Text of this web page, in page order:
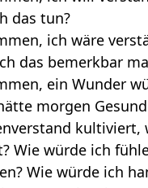
das tun?
ich wäre
das bemerkbar
ein Wunder
morgen
kultiviert,
Wie würde ich
Wie würde ich